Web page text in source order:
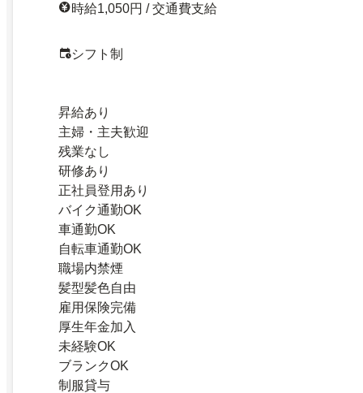
時給1,050円 / 交通費支給
シフト制
昇給あり
主婦・主夫歓迎
残業なし
研修あり
正社員登用あり
バイク通勤OK
車通勤OK
自転車通勤OK
職場内禁煙
髪型髪色自由
雇用保険完備
厚生年金加入
未経験OK
ブランクOK
制服貸与